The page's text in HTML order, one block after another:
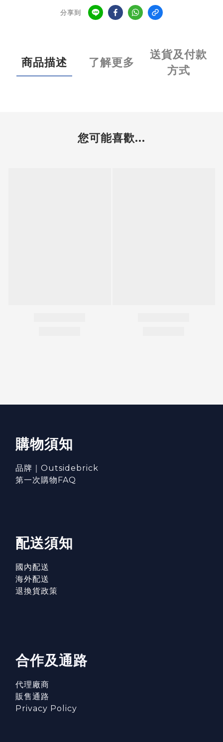
分享到
商品描述 了解更多
送貨及付款
方式
您可能喜歡...
購物須知
品牌｜Outsidebrick
第一次購物FAQ
配送須知
國內配送
海外配送
退換貨政策
合作及通路
代理廠商
販售通路
Privacy Policy